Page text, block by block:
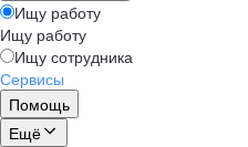
Ищу работу
Ищу работу
Ищу сотрудника
Сервисы
Помощь
Ещё